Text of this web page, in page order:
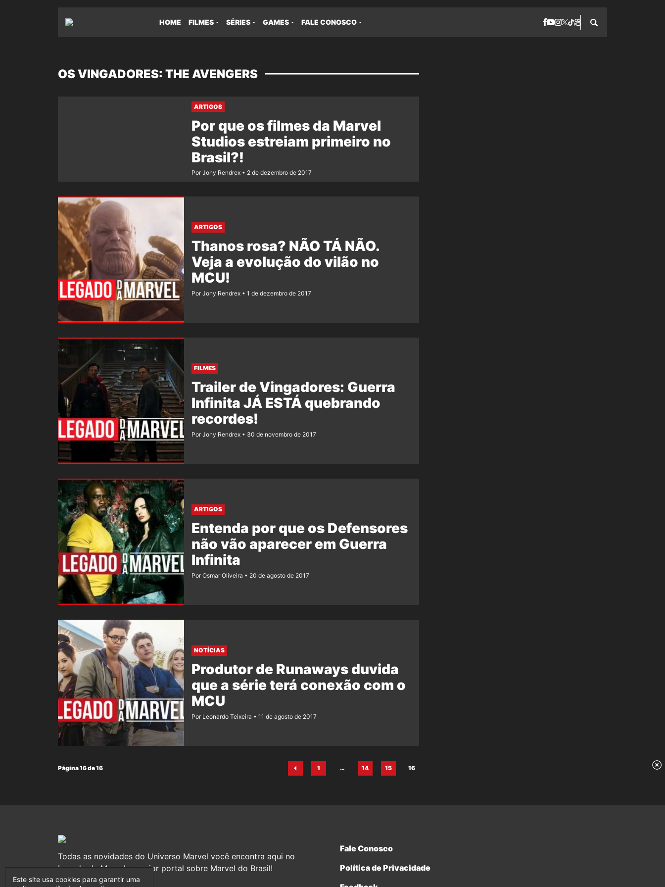
HOME FILMES SÉRIES GAMES FALE CONOSCO
OS VINGADORES: THE AVENGERS
ARTIGOS
Por que os filmes da Marvel
Studios estreiam primeiro no
Brasil?!
Por Jony Rendrex 2 de dezembro de 2017
ARTIGOS
Thanos rosa? NÃO TÁ NÃO.
Veja a evolução do vilão no
MCU!
Por Jony Rendrex 1 de dezembro de 2017
FILMES
Trailer de Vingadores: Guerra
Infinita JÁ ESTÁ quebrando
recordes!
Por Jony Rendrex 30 de novembro de 2017
ARTIGOS
Entenda por que os Defensores
não vão aparecer em Guerra
Infinita
Por Osmar Oliveira 20 de agosto de 2017
NOTÍCIAS
Produtor de Runaways duvida
que a série terá conexão com o
MCU
Por Leonardo Teixeira 11 de agosto de 2017
Página 16 de 16
Página
1
…
Página
14
Página
15
16
Todas as novidades do Universo Marvel você encontra aqui no
Legado da Marvel, o maior portal sobre Marvel do Brasil!
Fale Conosco
Política de Privacidade
Este site usa cookies para garantir uma